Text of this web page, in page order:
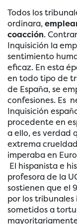
Todos los
ordinara,
coacción.
Inquisición la
sentimiento
eficaz. En esta
en todo tipo de
de España, se
confesiones. Es
Inquisición
procedente en
a ello, es verdad
extrema
imperaba en
El hispanista e
profesora de la
sostienen que el
por los tribunales
sometidos a